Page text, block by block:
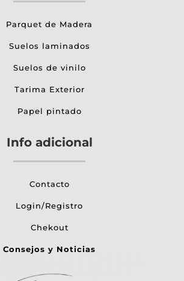
Parquet de Madera
Suelos laminados
Suelos de vinilo
Tarima Exterior
Papel pintado
Info adicional
Contacto
Login/Registro
Chekout
Consejos y Noticias